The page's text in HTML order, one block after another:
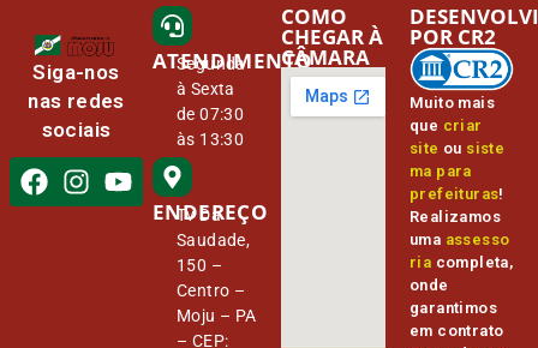
Siga-nos
nas redes
sociais
ATENDIMENTO
Segunda
à Sexta
de 07:30
às 13:30
ENDEREÇO
Tv Da
Saudade,
150 –
Centro –
Moju – PA
– CEP:
COMO
CHEGAR À
CÂMARA
Muito mais
que criar
site ou siste
ma para
prefeituras!
Realizamos
uma assesso
ria completa,
onde
garantimos
em contrato
POR CR2